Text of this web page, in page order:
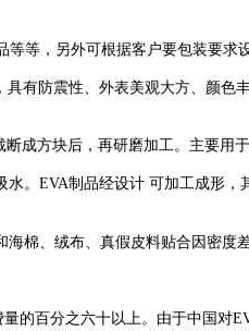
等等，另外可根据客户要包装要
防震性、外表美观大方、颜色
成方块后，再研磨加工。主要用
EVA制品经设计 可加工成形，
、绒布、真假皮料贴合因密度
百分之六十以上。由于中国对